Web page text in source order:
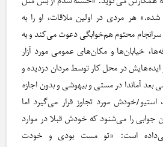
شده.» هر مردی در اولین ملاقات، او را به
سرانجام محتوم هم‌خوابگی دعوت می‌کند و به
خیابان‌ها و مکان‌های عمومی مورد آزار
در محل کار توسط مردان دزدیده و
بعد آماندا در مستی و بیهوشی و بدون اجازه
استیو/خودش مورد تجاوز قرار می‌گیرد اما
جوابی را می‌شنود که خودش قبلا در موارد
می‌داده است: «تو مست بودی و خودت